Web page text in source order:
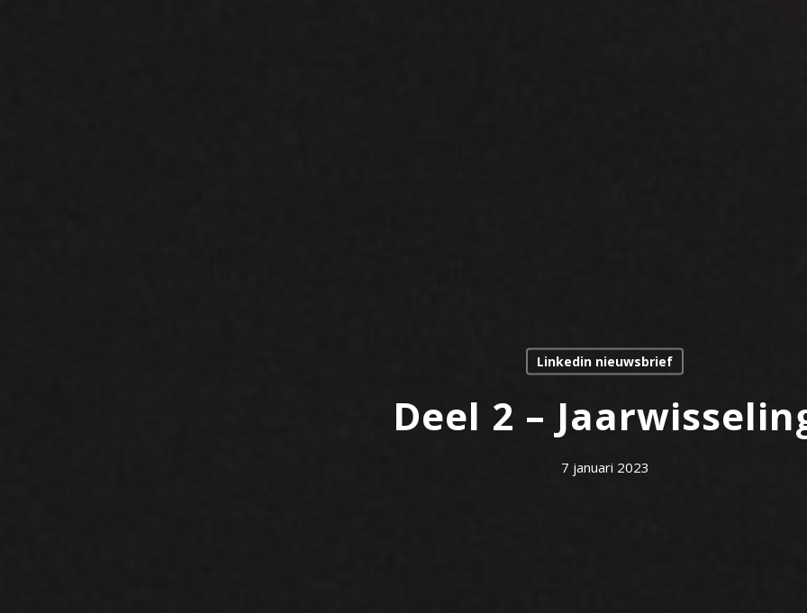
Linkedin nieuwsbrief
Deel 2 –
7 januari 2023